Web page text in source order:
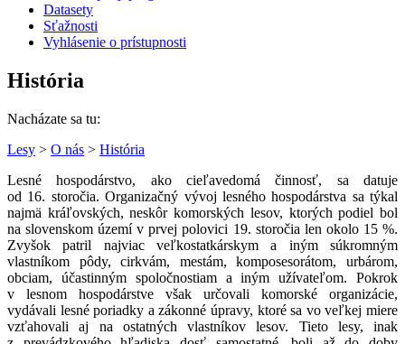
Datasety
Sťažnosti
Vyhlásenie o prístupnosti
História
Nacházate sa tu:
Lesy > O nás > História
Lesné hospodárstvo, ako cieľavedomá činnosť, sa datuje
od 16. storočia. Organizačný vývoj lesného hospodárstva sa týkal
najmä kráľovských, neskôr komorských lesov, ktorých podiel bol
na slovenskom území v prvej polovici 19. storočia len okolo 15 %.
Zvyšok patril najviac veľkostatkárskym a iným súkromným
vlastníkom pôdy, cirkvám, mestám, komposesorátom, urbárom,
obciam, účastinným spoločnostiam a iným užívateľom. Pokrok
v lesnom hospodárstve však určovali komorské organizácie,
vydávali lesné poriadky a zákonné úpravy, ktoré sa vo veľkej miere
vzťahovali aj na ostatných vlastníkov lesov. Tieto lesy, inak